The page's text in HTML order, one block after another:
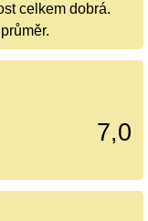
celkem dobrá.
7,0